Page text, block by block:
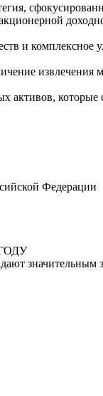
и комплексное
извлечения
активов,
Федерации
значительным